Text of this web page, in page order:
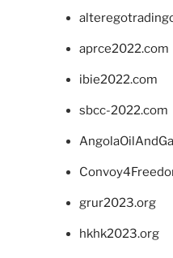
aprce2022.com
ibie2022.com
sbcc-2022.com
grur2023.org
hkhk2023.org